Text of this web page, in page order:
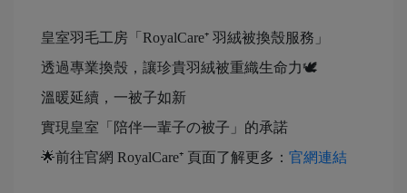
皇室羽毛工房「RoyalCare⁺ 羽絨被換殼服務」
透過專業換殼，讓珍貴羽絨被重織生命力🕊️
溫暖延續，一被子如新
實現皇室「陪伴一輩子の被子」的承諾
🌟前往官網 RoyalCare⁺ 頁面了解更多： 官網連結